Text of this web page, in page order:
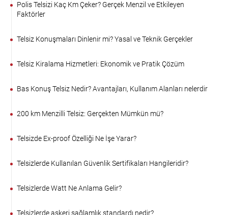
Polis Telsizi Kaç Km Çeker? Gerçek Menzil ve Etkileyen
Faktörler
Telsiz Konuşmaları Dinlenir mi? Yasal ve Teknik Gerçekler
Telsiz Kiralama Hizmetleri: Ekonomik ve Pratik Çözüm
Bas Konuş Telsiz Nedir? Avantajları, Kullanım Alanları nelerdir
200 km Menzilli Telsiz: Gerçekten Mümkün mü?
Telsizde Ex-proof Özelliği Ne İşe Yarar?
Telsizlerde Kullanılan Güvenlik Sertifikaları Hangileridir?
Telsizlerde Watt Ne Anlama Gelir?
Telsizlerde askeri sağlamlık standardı nedir?